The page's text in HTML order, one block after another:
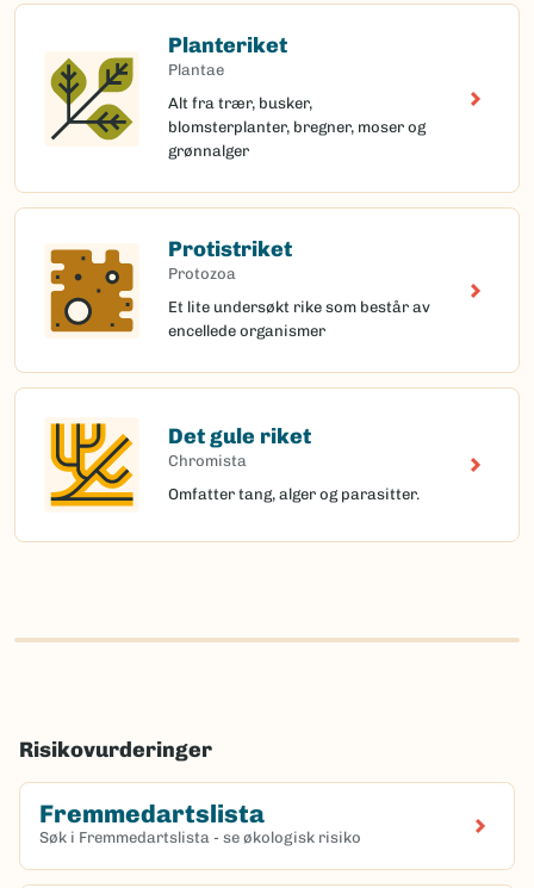
Planteriket
Plantae
Alt fra trær, busker,
blomsterplanter, bregner, moser og
grønnalger
Protistriket
Protozoa
Et lite undersøkt rike som består av
encellede organismer
Det gule riket
Chromista
Omfatter tang, alger og parasitter.
Risikovurderinger
Fremmedartslista
Søk i Fremmedartslista - se økologisk risiko